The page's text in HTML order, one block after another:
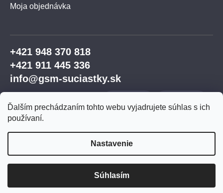
Ďalším prechádzaním tohto webu vyjadrujete súhlas s ich
používaní.
Nastavenie
Súhlasím
Moja objednávka
+421 948 370 818
+421 911 445 336
info@gsm-suciastky.sk
GSM súčiastky
vyhradené.Upraviť nastavenie cookies